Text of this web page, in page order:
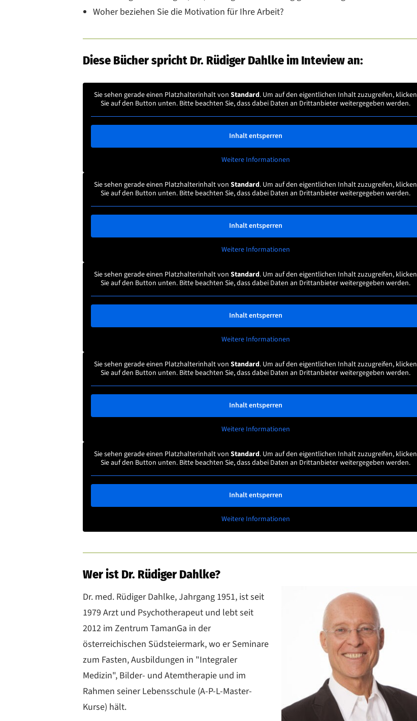
Woher beziehen Sie die Motivation für Ihre Arbeit?
Diese Bücher spricht Dr. Rüdiger Dahlke im Inteview an:
Sie sehen gerade einen Platzhalterinhalt von Standard. Um auf den eigentlichen Inhalt zuzugreifen, klicken
Sie auf den Button unten. Bitte beachten Sie, dass dabei Daten an Drittanbieter weitergegeben werden.
Inhalt entsperren
Weitere Informationen
Sie sehen gerade einen Platzhalterinhalt von Standard. Um auf den eigentlichen Inhalt zuzugreifen, klicken
Sie auf den Button unten. Bitte beachten Sie, dass dabei Daten an Drittanbieter weitergegeben werden.
Inhalt entsperren
Weitere Informationen
Sie sehen gerade einen Platzhalterinhalt von Standard. Um auf den eigentlichen Inhalt zuzugreifen, klicken
Sie auf den Button unten. Bitte beachten Sie, dass dabei Daten an Drittanbieter weitergegeben werden.
Inhalt entsperren
Weitere Informationen
Sie sehen gerade einen Platzhalterinhalt von Standard. Um auf den eigentlichen Inhalt zuzugreifen, klicken
Sie auf den Button unten. Bitte beachten Sie, dass dabei Daten an Drittanbieter weitergegeben werden.
Inhalt entsperren
Weitere Informationen
Sie sehen gerade einen Platzhalterinhalt von Standard. Um auf den eigentlichen Inhalt zuzugreifen, klicken
Sie auf den Button unten. Bitte beachten Sie, dass dabei Daten an Drittanbieter weitergegeben werden.
Inhalt entsperren
Weitere Informationen
Wer ist Dr. Rüdiger Dahlke?
Dr. med. Rüdiger Dahlke, Jahrgang 1951, ist seit
1979 Arzt und Psychotherapeut und lebt seit
2012 im Zentrum TamanGa in der
österreichischen Südsteiermark, wo er Seminare
zum Fasten, Ausbildungen in "Integraler
Medizin", Bilder- und Atemtherapie und im
Rahmen seiner Lebensschule (A-P-L-Master-
Kurse) hält.